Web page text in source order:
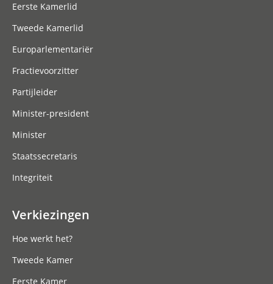
Eerste Kamerlid
Tweede Kamerlid
Europarlementariër
Fractievoorzitter
Partijleider
Minister-president
Minister
Staatssecretaris
Integriteit
Verkiezingen
Hoe werkt het?
Tweede Kamer
Eerste Kamer